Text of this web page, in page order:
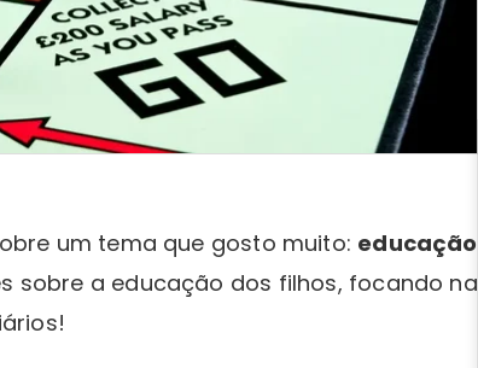
um tema que gosto muito: educação
sobre a educação dos filhos, focando na